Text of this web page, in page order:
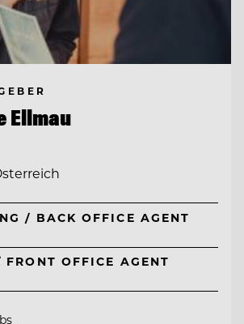
Ellmau
/ BACK OFFICE AGENT
FRONT OFFICE AGENT